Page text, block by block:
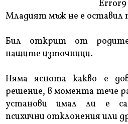
Error9
Младият мъж не е оставил
Бил открит от
нашите източници.
Няма яснота какво е
решение, в момента тече
установи имал ли е
психични отклонения или